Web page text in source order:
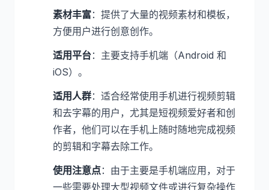
素材丰富：提供了大量的视频素材和模板，
方便用户进行创意创作。
适用平台：主要支持手机端（Android 和
iOS）。
适用人群：适合经常使用手机进行视频剪辑
和去字幕的用户，尤其是短视频爱好者和创
作者，他们可以在手机上随时随地完成视频
的剪辑和字幕去除工作。
使用注意点：由于主要是手机端应用，对于
一些需要处理大型视频文件或进行复杂操作